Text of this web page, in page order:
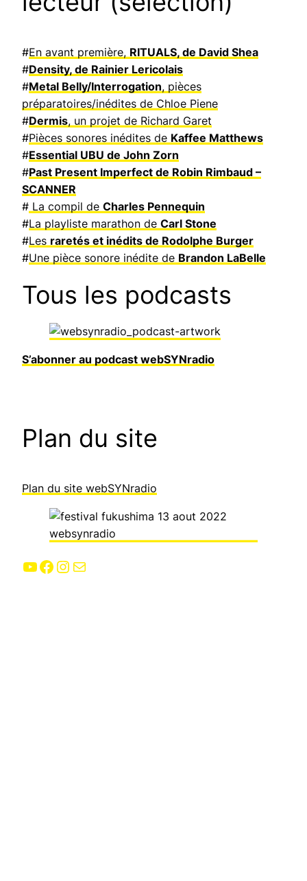
#En avant première, RITUALS, de David Shea
#Density, de Rainier Lericolais
#Metal Belly/Interrogation, pièces
préparatoires/inédites de Chloe Piene
#Dermis, un projet de Richard Garet
#Pièces sonores inédites de Kaffee Matthews
#Essential UBU de John Zorn
#Past Present Imperfect de Robin Rimbaud –
SCANNER
# La compil de Charles Pennequin
#La playliste marathon de Carl Stone
#Les raretés et inédits de Rodolphe Burger
#Une pièce sonore inédite de Brandon LaBelle
Tous les podcasts
S’abonner au podcast webSYNradio
Plan du site
Plan du site webSYNradio
YouTube Facebook Instagram E-mail